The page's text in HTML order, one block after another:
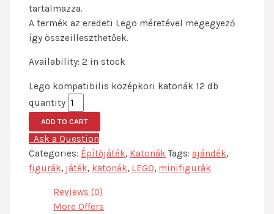
tartalmazza.
A termék az eredeti Lego méretével megegyező
így összeilleszthetőek.
Availability: 2 in stock
Lego kompatibilis középkori katonák 12 db
quantity
ADD TO CART
Ask a Question
Categories: Építőjáték, Katonák Tags:ajándék,
figurák, játék, katonák, LEGO, minifigurák
Reviews (0)
More Offers